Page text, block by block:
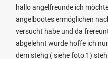
hallo angelfreunde ich
angelbootes ermöglichen
versucht habe und da
abgelehnt wurde hoffe ich
dem stehg ( siehe foto 1)